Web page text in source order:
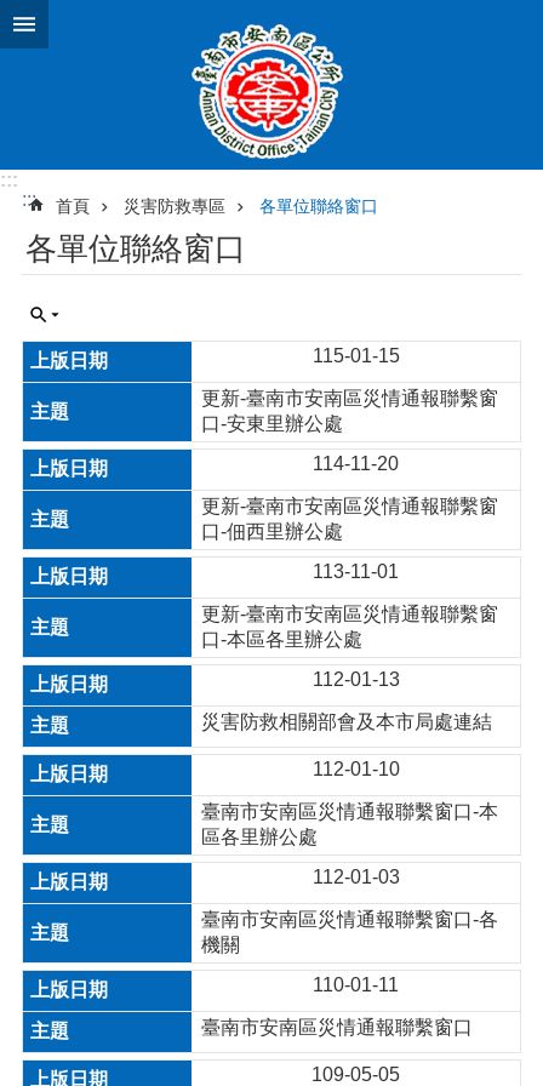
跳到主要內容區塊
:::
:::
首頁 災害防救專區 各單位聯絡窗口
各單位聯絡窗口
115-01-15
更新-臺南市安南區災情通報聯繫窗
口-安東里辦公處
114-11-20
更新-臺南市安南區災情通報聯繫窗
口-佃西里辦公處
113-11-01
更新-臺南市安南區災情通報聯繫窗
口-本區各里辦公處
112-01-13
災害防救相關部會及本市局處連結
112-01-10
臺南市安南區災情通報聯繫窗口-本
區各里辦公處
112-01-03
臺南市安南區災情通報聯繫窗口-各
機關
110-01-11
臺南市安南區災情通報聯繫窗口
109-05-05